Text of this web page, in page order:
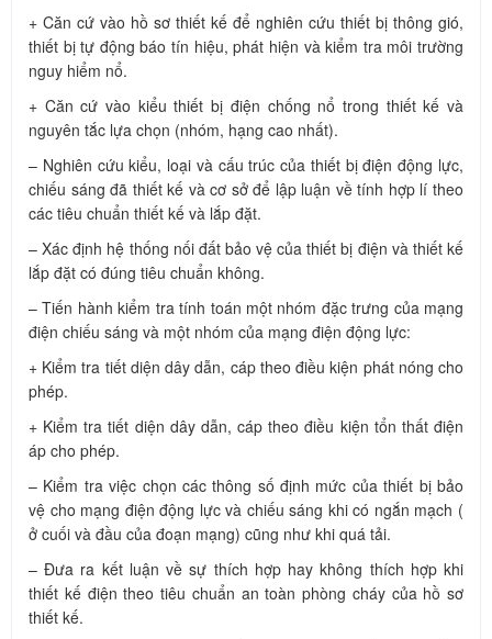
+ Căn cứ vào hồ sơ thiết kế để nghiên cứu thiết bị thông gió,
thiết bị tự động báo tín hiệu, phát hiện và kiểm tra môi trường
nguy hiểm nổ.
+ Căn cứ vào kiểu thiết bị điện chống nổ trong thiết kế và
nguyên tắc lựa chọn (nhóm, hạng cao nhất).
– Nghiên cứu kiểu, loại và cấu trúc của thiết bị điện động lực,
chiếu sáng đã thiết kế và cơ sở để lập luận về tính hợp lí theo
các tiêu chuẩn thiết kế và lắp đặt.
– Xác định hệ thống nối đất bảo vệ của thiết bị điện và thiết kế
lắp đặt có đúng tiêu chuẩn không.
– Tiến hành kiểm tra tính toán một nhóm đặc trưng của mạng
điện chiếu sáng và một nhóm của mạng điện động lực:
+ Kiểm tra tiết diện dây dẫn, cáp theo điều kiện phát nóng cho
phép.
+ Kiểm tra tiết diện dây dẫn, cáp theo điều kiện tổn thất điện
áp cho phép.
– Kiểm tra việc chọn các thông số định mức của thiết bị bảo
vệ cho mạng điện động lực và chiếu sáng khi có ngắn mạch (
ở cuối và đầu của đoạn mạng) cũng như khi quá tải.
– Đưa ra kết luận về sự thích hợp hay không thích hợp khi
thiết kế điện theo tiêu chuẩn an toàn phòng cháy của hồ sơ
thiết kế.